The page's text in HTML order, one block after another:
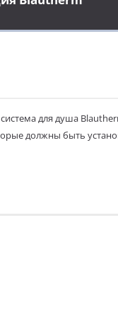
для душа
должны быть